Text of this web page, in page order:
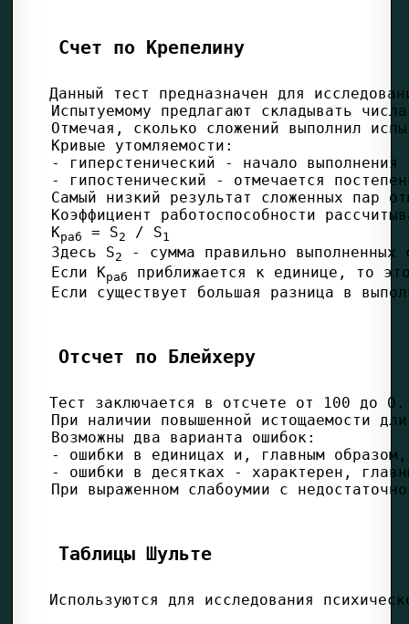
Счет по Крепелину
Краб = S2 / S1
Здесь S2
- сумма правильно выполненных
Если Краб
Отсчет по Блейхеру
Таблицы Шульте